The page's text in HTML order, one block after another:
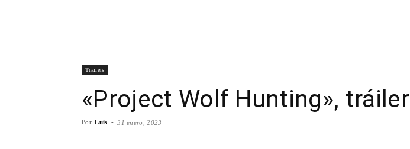
Trailers
«Project Wolf Hunting», tráiler
Por Luis - 31 enero, 2023